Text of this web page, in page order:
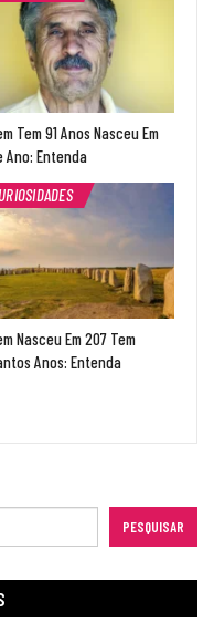
Tem 91 Anos Nasceu Em
Ano: Entenda
Nasceu Em 207 Tem
Anos: Entenda
PESQUISAR